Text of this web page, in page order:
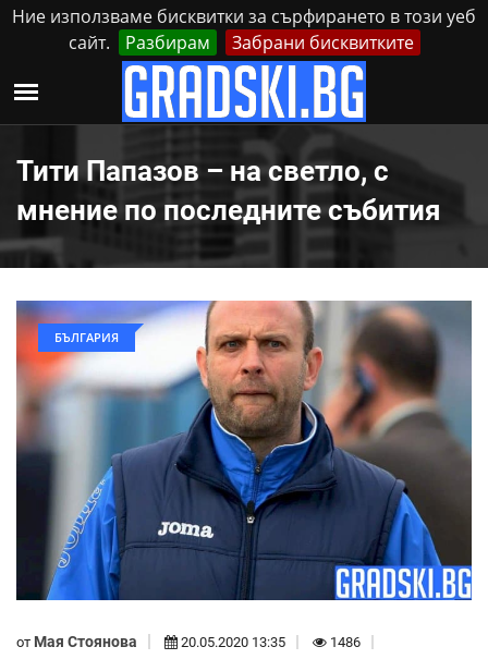
Ние използваме бисквитки за сърфирането в този уеб
сайт.
Разбирам Забрани бисквитките
Петък, 7 Август, 2026 Реклама Контакти
Тити Папазов – на светло, с
мнение по последните събития
БЪЛГАРИЯ
от Мая Стоянова 20.05.2020 13:35 1486